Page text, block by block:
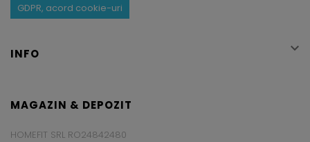
GDPR, acord cookie-uri
INFO 
MAGAZIN & DEPOZIT
HOMEFIT SRL RO24842480